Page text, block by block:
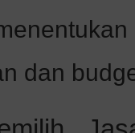
dan